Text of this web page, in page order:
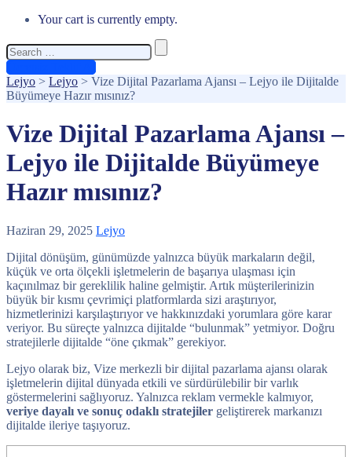
Your cart is currently empty.
Search
for:
Lejyo > Lejyo > Vize Dijital Pazarlama Ajansı – Lejyo ile Dijitalde
Büyümeye Hazır mısınız?
Vize Dijital Pazarlama Ajansı –
Lejyo ile Dijitalde Büyümeye
Hazır mısınız?
Haziran 29, 2025 Lejyo
Dijital dönüşüm, günümüzde yalnızca büyük markaların değil,
küçük ve orta ölçekli işletmelerin de başarıya ulaşması için
kaçınılmaz bir gereklilik haline gelmiştir. Artık müşterilerinizin
büyük bir kısmı çevrimiçi platformlarda sizi araştırıyor,
hizmetlerinizi karşılaştırıyor ve hakkınızdaki yorumlara göre karar
veriyor. Bu süreçte yalnızca dijitalde “bulunmak” yetmiyor. Doğru
stratejilerle dijitalde “öne çıkmak” gerekiyor.
Lejyo olarak biz, Vize merkezli bir dijital pazarlama ajansı olarak
işletmelerin dijital dünyada etkili ve sürdürülebilir bir varlık
göstermelerini sağlıyoruz. Yalnızca reklam vermekle kalmıyor,
veriye dayalı ve sonuç odaklı stratejiler geliştirerek markanızı
dijitalde ileriye taşıyoruz.